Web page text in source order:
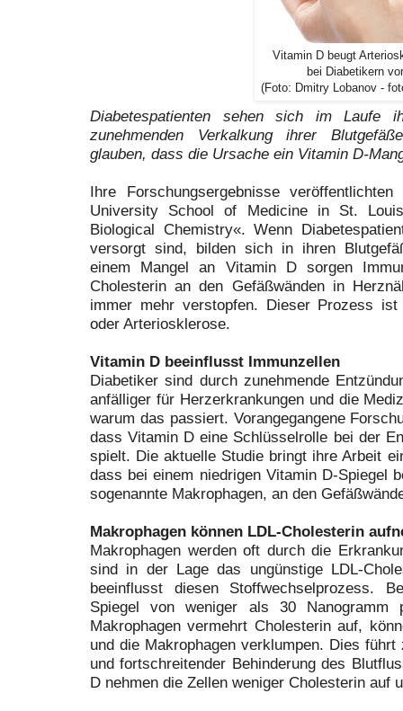
Vitamin D beugt
bei Diabetikern vor
(Foto: Dmitry Lobanov -
Diabetespatienten sehen sich im Laufe
zunehmenden Verkalkung ihrer
glauben, dass die Ursache ein Vitamin D-
Ihre Forschungsergebnisse
University School of Medicine in St.
Biological Chemistry«. Wenn
versorgt sind, bilden sich in ihren
einem Mangel an Vitamin D sorgen
Cholesterin an den Gefäßwänden in
immer mehr verstopfen. Dieser Prozess
oder Arteriosklerose.
Vitamin D beeinflusst Immunzellen
Diabetiker sind durch zunehmende
anfälliger für Herzerkrankungen und die
warum das passiert. Vorangegangene
dass Vitamin D eine Schlüsselrolle bei der
spielt. Die aktuelle Studie bringt ihre Arbeit
dass bei einem niedrigen Vitamin D-Spiegel
sogenannte Makrophagen, an den
Makrophagen können LDL-Cholesterin
Makrophagen werden oft durch die
sind in der Lage das ungünstige LDL-
beeinflusst diesen Stoffwechselprozess.
Spiegel von weniger als 30
Makrophagen vermehrt Cholesterin auf,
und die Makrophagen verklumpen. Dies
und fortschreitender Behinderung des
D nehmen die Zellen weniger Cholesterin auf